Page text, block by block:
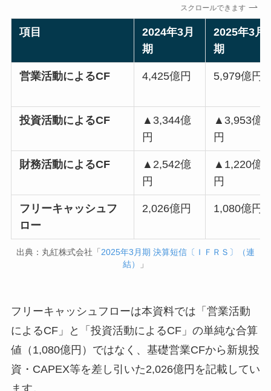
スクロールできます
項目
2024年3月
期
2025年3月
期
営業活動によるCF 4,425億円 5,979億円
投資活動によるCF
▲3,344億
円
▲3,953億
円
財務活動によるCF
▲2,542億
円
▲1,220億
円
フリーキャッシュフ
ロー
2,026億円 1,080億円
出典：丸紅株式会社「 2025年3月期 決算短信〔ＩＦＲＳ〕（連
結）
」
フリーキャッシュフローは本資料では「営業活動
によるCF」と「投資活動によるCF」の単純な合算
値（1,080億円）ではなく、基礎営業CFから新規投
資・CAPEX等を差し引いた2,026億円を記載してい
ます。